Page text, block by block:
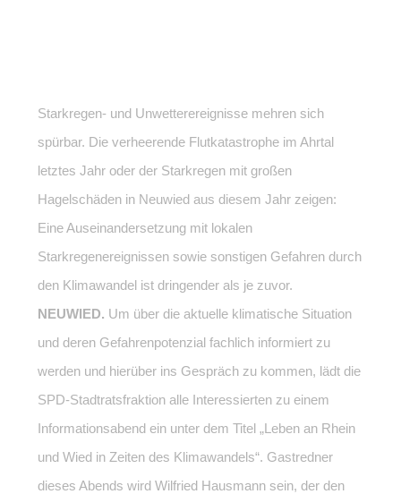
Starkregen- und Unwetterereignisse mehren sich
spürbar. Die verheerende Flutkatastrophe im Ahrtal
letztes Jahr oder der Starkregen mit großen
Hagelschäden in Neuwied aus diesem Jahr zeigen:
Eine Auseinandersetzung mit lokalen
Starkregenereignissen sowie sonstigen Gefahren durch
den Klimawandel ist dringender als je zuvor.
NEUWIED. Um über die aktuelle klimatische Situation
und deren Gefahrenpotenzial fachlich informiert zu
werden und hierüber ins Gespräch zu kommen, lädt die
SPD-Stadtratsfraktion alle Interessierten zu einem
Informationsabend ein unter dem Titel „Leben an Rhein
und Wied in Zeiten des Klimawandels“. Gastredner
dieses Abends wird Wilfried Hausmann sein, der den